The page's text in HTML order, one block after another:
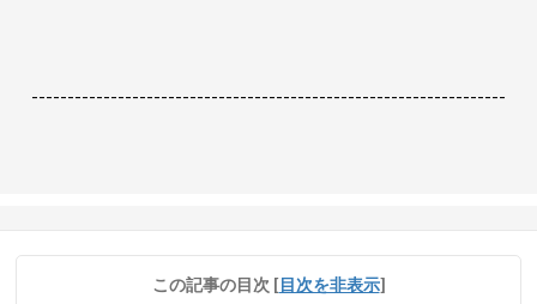
------------------------------------------------------------------
この記事の目次 [目次を非表示]